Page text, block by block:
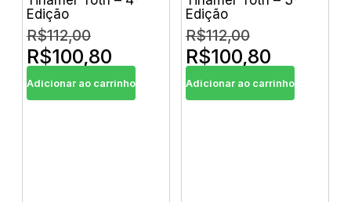
Edição
R$112,00
R$100,80
Adicionar ao carrinho
Edição
R$112,00
R$100,80
Adicionar ao carrinho